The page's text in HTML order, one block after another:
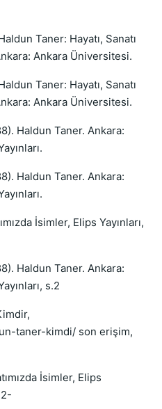
Taner: Hayatı, Sanatı
Ankara Üniversitesi.
Taner: Hayatı, Sanatı
Ankara Üniversitesi.
Haldun Taner. Ankara:
Haldun Taner. Ankara:
İsimler, Elips Yayınları,
Haldun Taner. Ankara:
s.2
taner-kimdi/ son erişim,
İsimler, Elips